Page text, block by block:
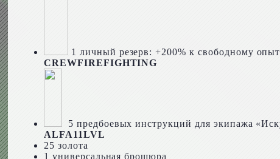
1 личный резерв: +200% к свободному
CREWFIREFIGHTING
5 предбоевых инструкций для экипажа
ALFA11LVL
25 золота
1 универсальная брошюра